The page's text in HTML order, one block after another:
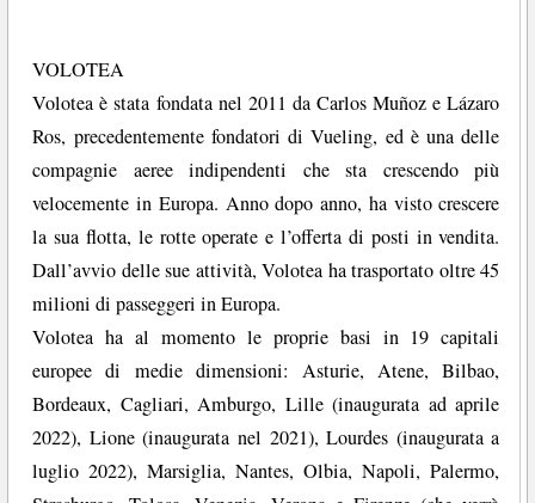
VOLOTEA
Volotea è stata fondata nel 2011 da Carlos Muñoz e Lázaro
Ros, precedentemente fondatori di Vueling, ed è una delle
compagnie aeree indipendenti che sta crescendo più
velocemente in Europa. Anno dopo anno, ha visto crescere
la sua flotta, le rotte operate e l’offerta di posti in vendita.
Dall’avvio delle sue attività, Volotea ha trasportato oltre 45
milioni di passeggeri in Europa.
Volotea ha al momento le proprie basi in 19 capitali
europee di medie dimensioni: Asturie, Atene, Bilbao,
Bordeaux, Cagliari, Amburgo, Lille (inaugurata ad aprile
2022), Lione (inaugurata nel 2021), Lourdes (inaugurata a
luglio 2022), Marsiglia, Nantes, Olbia, Napoli, Palermo,